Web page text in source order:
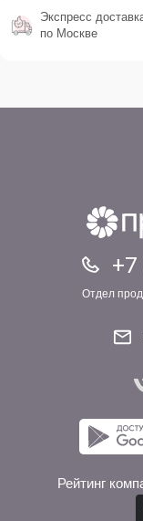
Экспресс
по Москве
+7
Отдел
Рейтинг